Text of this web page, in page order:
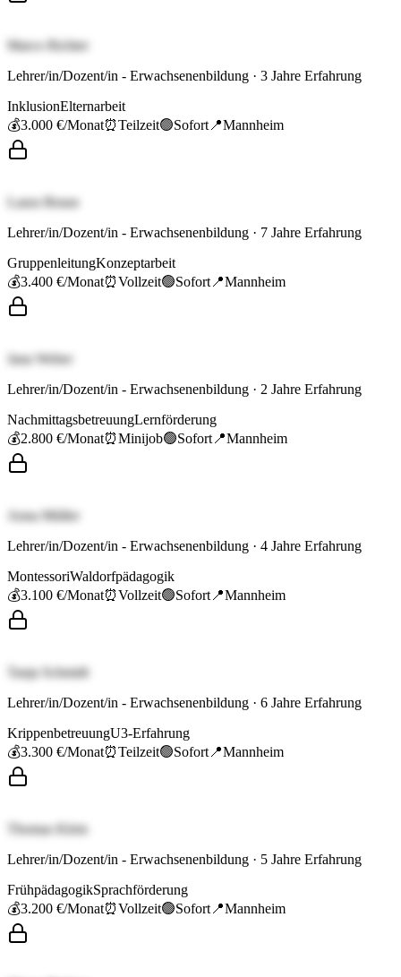
Marco Richter
Lehrer/in/Dozent/in - Erwachsenenbildung · 3 Jahre Erfahrung
InklusionElternarbeit
💰3.000 €/Monat⏰Teilzeit🟢Sofort 📍Mannheim
Laura Braun
Lehrer/in/Dozent/in - Erwachsenenbildung · 7 Jahre Erfahrung
GruppenleitungKonzeptarbeit
💰3.400 €/Monat⏰Vollzeit🟢Sofort 📍Mannheim
Jana Weber
Lehrer/in/Dozent/in - Erwachsenenbildung · 2 Jahre Erfahrung
NachmittagsbetreuungLernförderung
💰2.800 €/Monat⏰Minijob🟢Sofort 📍Mannheim
Anna Müller
Lehrer/in/Dozent/in - Erwachsenenbildung · 4 Jahre Erfahrung
MontessoriWaldorfpädagogik
💰3.100 €/Monat⏰Vollzeit🟢Sofort 📍Mannheim
Tanja Schmidt
Lehrer/in/Dozent/in - Erwachsenenbildung · 6 Jahre Erfahrung
KrippenbetreuungU3-Erfahrung
💰3.300 €/Monat⏰Teilzeit🟢Sofort 📍Mannheim
Thomas Klein
Lehrer/in/Dozent/in - Erwachsenenbildung · 5 Jahre Erfahrung
FrühpädagogikSprachförderung
💰3.200 €/Monat⏰Vollzeit🟢Sofort 📍Mannheim